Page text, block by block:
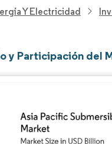
Y Electricidad
y Participación del